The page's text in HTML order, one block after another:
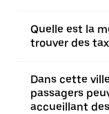
Quelle est la
trouver des
Dans cette
passagers
accueillant